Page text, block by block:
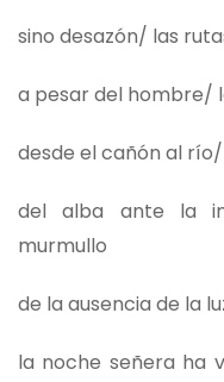
sino desazón/ las
a pesar del hombre/
desde el cañón al
del alba ante la
murmullo
de la ausencia de la
la noche señera ha